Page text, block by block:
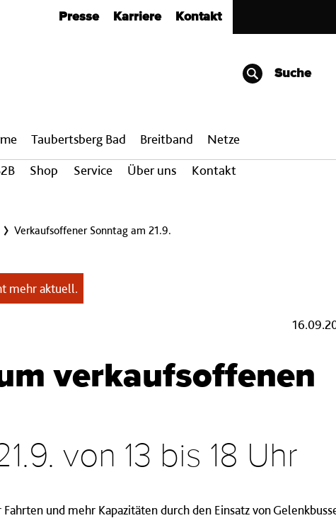
Presse Karriere Kontakt
Suche
Shop Service Über uns Kontakt
Taubertsberg Bad Breit­band Netze
Verkaufsoffener Sonntag am 21.9.
mehr aktuell.
verkaufsoffenen
von 13 bis 18 Uhr
und mehr Kapazitäten durch den Einsatz von